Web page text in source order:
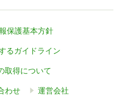
保護基本方針
るガイドライン
取得について
わせ 運営会社